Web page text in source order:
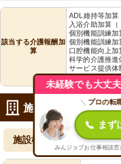
該当する介護報酬加
算
ADL維持等加算
入浴介助加算（
個別機能訓練
個別機能訓練加
口腔機能向上加
科学的介護推進
サービス提供体
介護職員処遇
施設詳細
施設概要
未経験でも大丈
＼ プロの転
まず
みんジョブお仕事相談